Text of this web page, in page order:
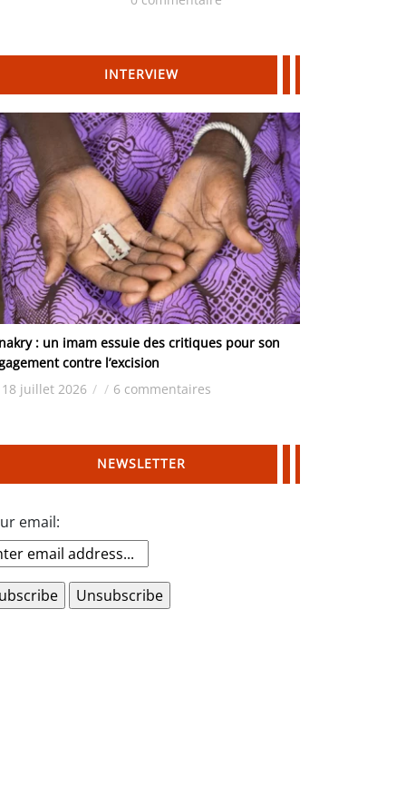
INTERVIEW
: un imam essuie des critiques pour son
contre l’excision
18 juillet 2026 / / 6 commentaires
NEWSLETTER
email: